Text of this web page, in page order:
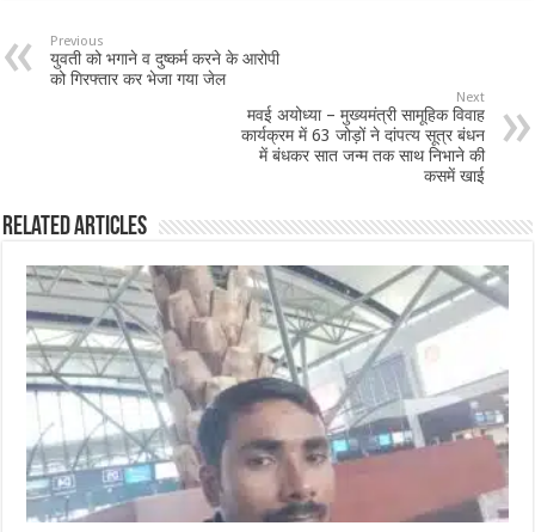
Previous
युवती को भगाने व दुष्कर्म करने के आरोपी
को गिरफ्तार कर भेजा गया जेल
Next
मवई अयोध्या – मुख्यमंत्री सामूहिक विवाह
कार्यक्रम में 63 जोड़ों ने दांपत्य सूत्र बंधन
में बंधकर सात जन्म तक साथ निभाने की
कसमें खाई
Related Articles